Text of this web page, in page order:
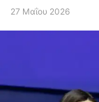
27 Μαΐου 2026